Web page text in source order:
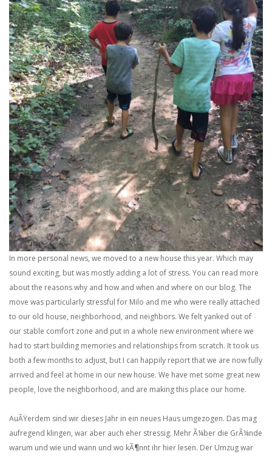
In more personal news, we moved to a new house this year. Which may
sound exciting, but was mostly adding a lot of stress. You can read more
about the reasons why and how and when and where on our blog. The
move was particularly stressful for Milo and me who were really attached
to our old house, neighborhood, and neighbors. We felt yanked out of
our stable comfort zone and put in a whole new environment where we
had to start building memories and relationships from scratch. It took us
both a few months to adjust, but I can happily report that we are now fully
arrived and feel at home in our new house. We have met some great new
people, love the neighborhood, and are making this place our home.
AuÃŸerdem sind wir dieses Jahr in ein neues Haus umgezogen. Das mag
aufregend klingen, war aber auch eher stressig. Mehr Ã¼ber die GrÃ¼nde
warum und wie und wann und wo kÃ¶nnt ihr hier lesen. Der Umzug war